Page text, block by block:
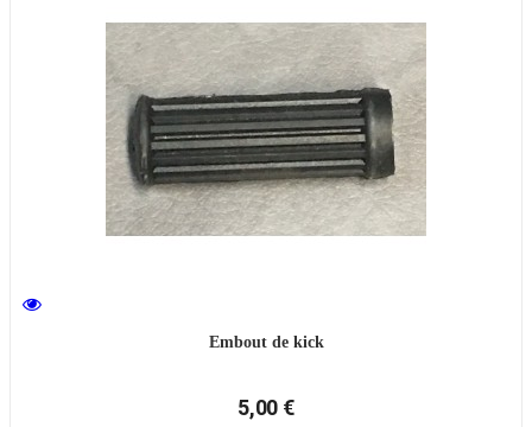
Embout de kick
5,00 €